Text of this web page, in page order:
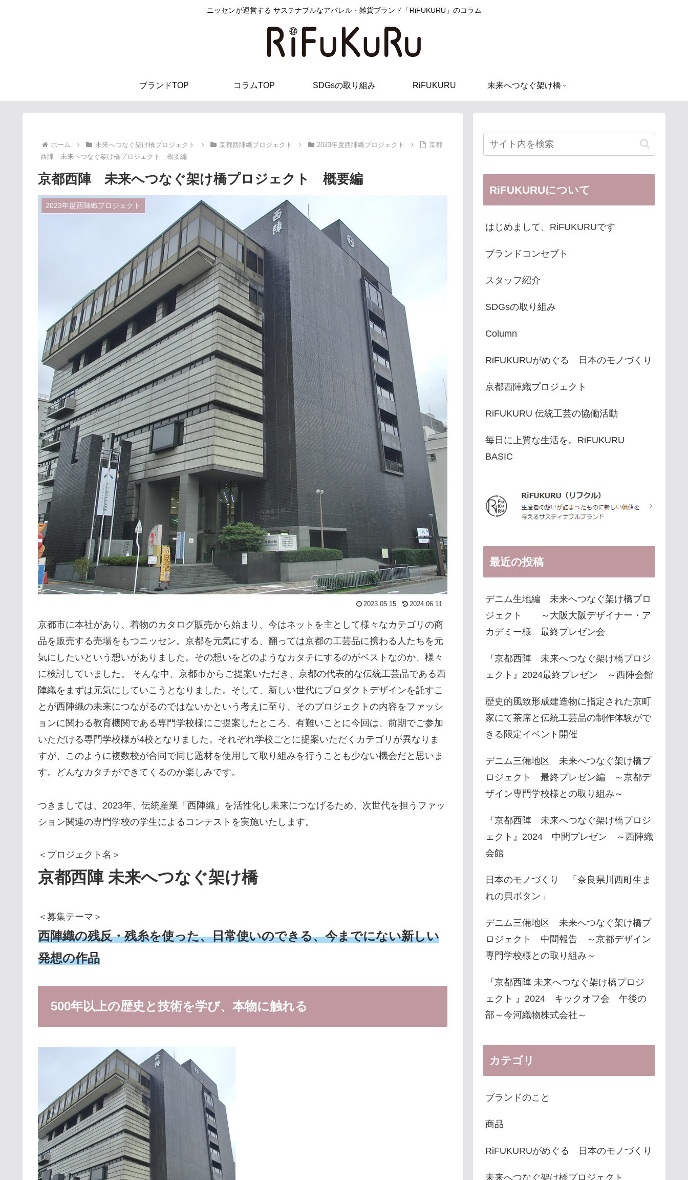
ニッセンが運営する サステナブルなアパレル・雑貨ブランド「RiFUKURU」のコラム
ブランドTOP コラムTOP SDGsの取り組み RiFUKURU 未来へつなぐ架け橋
ホーム 未来へつなぐ架け橋プロジェクト 京都西陣織プロジェクト 2023年度西陣織プロジェクト
京都
西陣 未来へつなぐ架け橋プロジェクト 概要編
京都西陣 未来へつなぐ架け橋プロジェクト 概要編
2023年度西陣織プロジェクト
2023.05.15 2024.06.11
京都市に本社があり、着物のカタログ販売から始まり、今はネットを主として様々なカテゴリの商
品を販売する売場をもつニッセン。京都を元気にする、翻っては京都の工芸品に携わる人たちを元
気にしたいという想いがありました。その想いをどのようなカタチにするのがベストなのか、様々
に検討していました。 そんな中、京都市からご提案いただき、京都の代表的な伝統工芸品である西
陣織をまずは元気にしていこうとなりました。そして、新しい世代にプロダクトデザインを託すこ
とが西陣織の未来につながるのではないかという考えに至り、そのプロジェクトの内容をファッシ
ョンに関わる教育機関である専門学校様にご提案したところ、有難いことに今回は、前期でご参加
いただける専門学校様が4校となりました。それぞれ学校ごとに提案いただくカテゴリが異なりま
すが、このように複数校が合同で同じ題材を使用して取り組みを行うことも少ない機会だと思いま
す。どんなカタチができてくるのか楽しみです。
つきましては、2023年、伝統産業「西陣織」を活性化し未来につなげるため、次世代を担うファッ
ション関連の専門学校の学生によるコンテストを実施いたします。
＜プロジェクト名＞
京都西陣 未来へつなぐ架け橋
＜募集テーマ＞
西陣織の残反・残糸を使った、日常使いのできる、今までにない新しい
発想の作品
500年以上の歴史と技術を学び、本物に触れる
RiFUKURUについて
はじめまして、RiFUKURUです
ブランドコンセプト
スタッフ紹介
SDGsの取り組み
Column
RiFUKURUがめぐる 日本のモノづくり
京都西陣織プロジェクト
RiFUKURU 伝統工芸の協働活動
毎日に上質な生活を。RiFUKURU
BASIC
最近の投稿
デニム生地編 未来へつなぐ架け橋プロ
ジェクト ～大阪大阪デザイナー・ア
カデミー様 最終プレゼン会
『京都西陣 未来へつなぐ架け橋プロジ
ェクト』2024最終プレゼン ～西陣会館
歴史的風致形成建造物に指定された京町
家にて茶席と伝統工芸品の制作体験がで
きる限定イベント開催
デニム三備地区 未来へつなぐ架け橋プ
ロジェクト 最終プレゼン編 ～京都デ
ザイン専門学校様との取り組み～
『京都西陣 未来へつなぐ架け橋プロジ
ェクト』2024 中間プレゼン ～西陣織
会館
日本のモノづくり 「奈良県川西町生ま
れの貝ボタン」
デニム三備地区 未来へつなぐ架け橋プ
ロジェクト 中間報告 ～京都デザイン
専門学校様との取り組み～
『京都西陣 未来へつなぐ架け橋プロジ
ェクト 』2024 キックオフ会 午後の
部～今河織物株式会社～
カテゴリ
ブランドのこと
商品
RiFUKURUがめぐる 日本のモノづくり
未来へつなぐ架け橋プロジェクト